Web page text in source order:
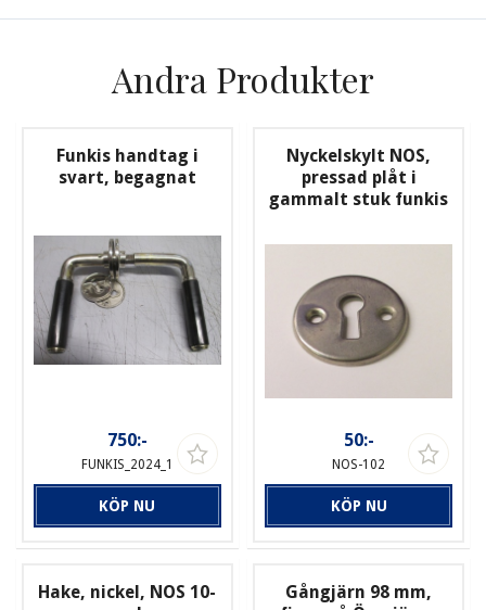
Andra Produkter
Funkis handtag i
svart, begagnat
750:-
FUNKIS_2024_1
KÖP NU
Nyckelskylt NOS,
pressad plåt i
gammalt stuk funkis
50:-
NOS-102
KÖP NU
Hake, nickel, NOS 10-
Gångjärn 98 mm,